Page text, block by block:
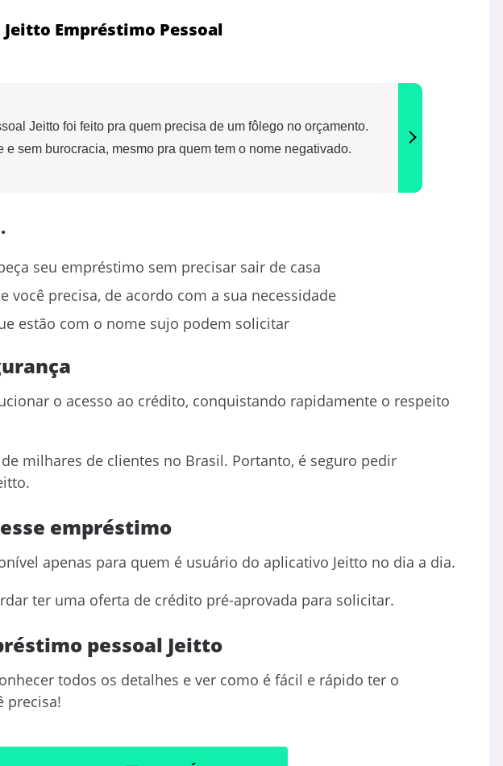
Empréstimo Pessoal
Jeitto foi feito pra quem precisa de um fôlego no orçamento.
e sem burocracia, mesmo pra quem tem o nome negativado.
seu empréstimo sem precisar sair de casa
você precisa, de acordo com a sua necessidade
estão com o nome sujo podem solicitar
o acesso ao crédito, conquistando rapidamente o respeito
milhares de clientes no Brasil. Portanto, é seguro pedir
empréstimo
apenas para quem é usuário do aplicativo Jeitto no dia a dia.
ter uma oferta de crédito pré-aprovada para solicitar.
pessoal Jeitto
todos os detalhes e ver como é fácil e rápido ter o
precisa!